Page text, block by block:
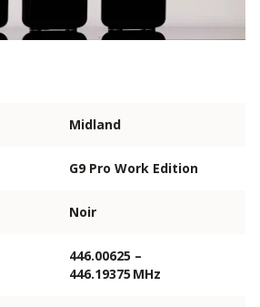
Midland
G9 Pro Work Edition
Noir
446.00625 –
446.19375 MHz